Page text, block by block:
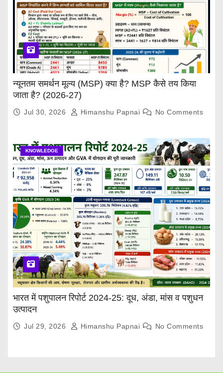
न्यूनतम समर्थन मूल्य (MSP) क्या है? MSP कैसे तय किया
जाता है? (2026-27)
Jul 30, 2026 Himanshu Papnai No Comments
KNOWLEDGE
भारत में पशुपालन रिपोर्ट 2024-25: दूध, अंडा, मांस व पशुधन
उत्पादन
Jul 29, 2026 Himanshu Papnai No Comments